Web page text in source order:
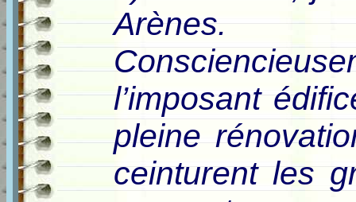
Arènes.
l’imposant
pleine
ceinturent les